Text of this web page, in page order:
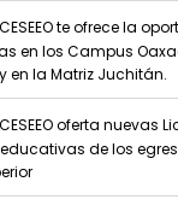
te ofrece la
en los Campus
en la Matriz Juchitán.
oferta nuevas
de los